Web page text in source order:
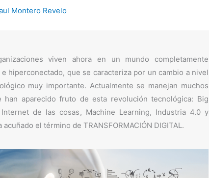
Montero Revelo
viven ahora en un mundo completamente
hiperconectado, que se caracteriza por un cambio a nivel
muy importante. Actualmente se manejan muchos
han aparecido fruto de esta revolución tecnológica: Big
Internet de las cosas, Machine Learning, Industria 4.0 y
acuñado el término de TRANSFORMACIÓN DIGITAL.